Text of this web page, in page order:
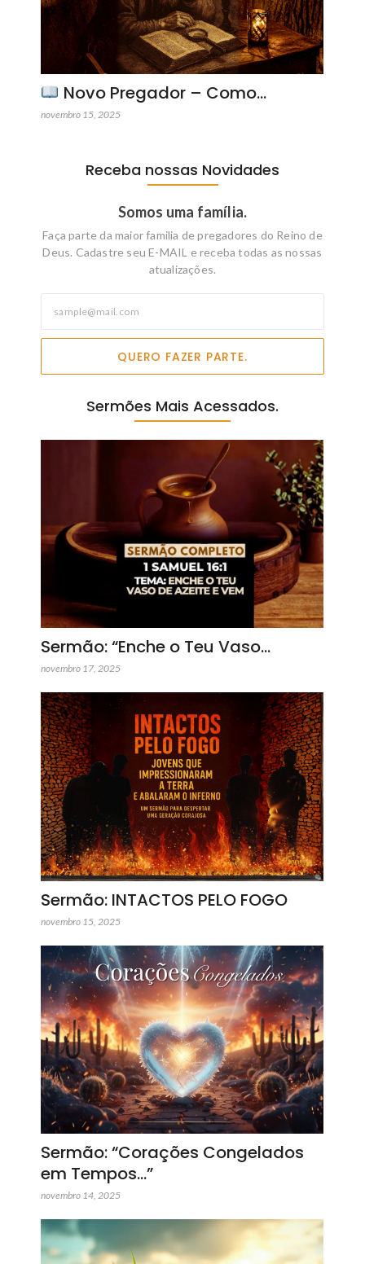
Novo Pregador – Como…
novembro 15, 2025
Receba nossas Novidades
Somos uma família.
Faça parte da maior familia de pregadores do Reino de
Deus. Cadastre seu E-MAIL e receba todas as nossas
atualizações.
QUERO FAZER PARTE.
Sermões Mais Acessados.
Sermão: “Enche o Teu Vaso…
novembro 17, 2025
Sermão: INTACTOS PELO FOGO
novembro 15, 2025
Sermão: “Corações Congelados
em Tempos…”
novembro 14, 2025